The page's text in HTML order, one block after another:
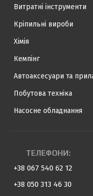
Витратні інструменти
Кріпильні вироби
Хімія
Кемпінг
Автоаксесуари та
Побутова техніка
Насосне обладнання
ТЕЛЕФОНИ:
+38 067 540 62 12
+38 050 313 46 30